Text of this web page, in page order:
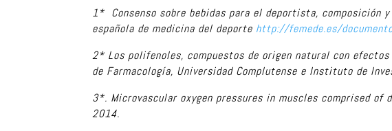
1* Consenso sobre bebidas para el deportista, composición
española de medicina del deporte http://femede.es/
2* Los polifenoles, compuestos de origen natural con
de Farmacología, Universidad Complutense e Instituto de
3*. Microvascular oxygen pressures in muscles comprised
2014.